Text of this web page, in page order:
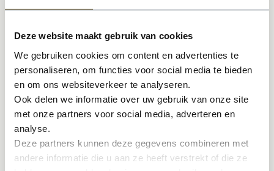
Deze website maakt gebruik van cookies
We gebruiken cookies om content en advertenties te
personaliseren, om functies voor social media te bieden
en om ons websiteverkeer te analyseren.
Ook delen we informatie over uw gebruik van onze site
met onze partners voor social media, adverteren en
analyse.
Deze partners kunnen deze gegevens combineren met
andere informatie die u aan ze heeft verstrekt of die ze